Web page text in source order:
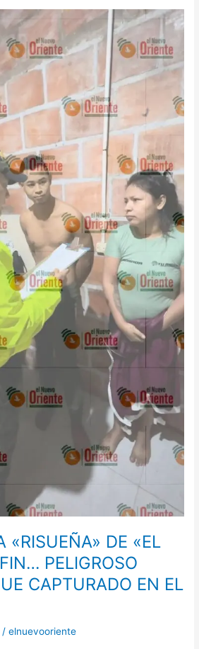
«RISUEÑA» DE «EL
PELIGROSO
CAPTURADO EN EL
/elnuevooriente